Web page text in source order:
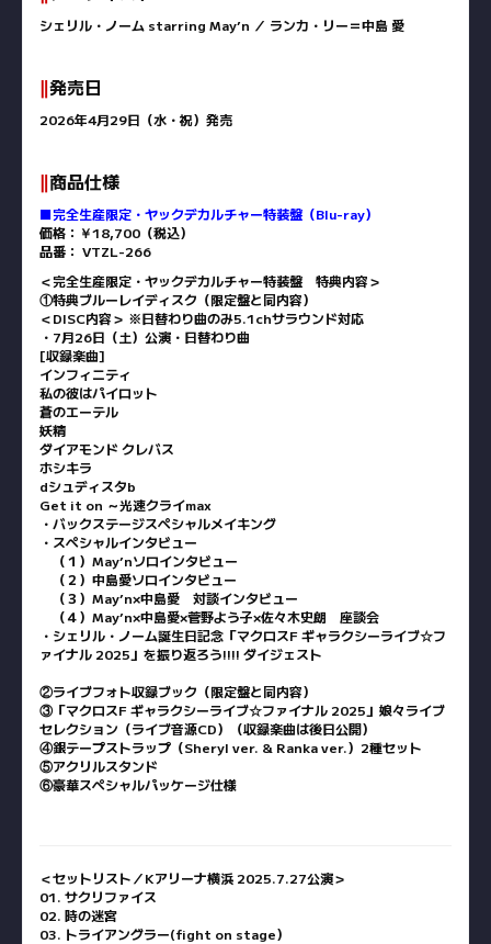
シェリル・ノーム starring May’n ／ ランカ・リー＝中島 愛
‖発売日
2026年4月29日（水・祝）発売
‖商品仕様
■完全生産限定・ヤックデカルチャー特装盤（Blu-ray）
価格：￥18,700（税込）
品番： VTZL-266
＜完全生産限定・ヤックデカルチャー特装盤 特典内容＞
①特典ブルーレイディスク（限定盤と同内容）
＜DISC内容＞ ※日替わり曲のみ5.1chサラウンド対応
・7月26日（土）公演・日替わり曲
[収録楽曲]
インフィニティ
私の彼はパイロット
蒼のエーテル
妖精
ダイアモンド クレバス
ホシキラ
dシュディスタb
Get it on ～光速クライmax
・バックステージスペシャルメイキング
・スペシャルインタビュー
（１）May’nソロインタビュー
（２）中島愛ソロインタビュー
（３）May’n×中島愛 対談インタビュー
（４）May’n×中島愛×菅野よう子×佐々木史朗 座談会
・シェリル・ノーム誕生日記念「マクロスF ギャラクシーライブ☆フ
ァイナル 2025」を振り返ろう!!!! ダイジェスト
②ライブフォト収録ブック（限定盤と同内容）
③「マクロスF ギャラクシーライブ☆ファイナル 2025」娘々ライブ
セレクション（ライブ音源CD）（収録楽曲は後日公開）
④銀テープストラップ（Sheryl ver. & Ranka ver.）2種セット
⑤アクリルスタンド
⑥豪華スペシャルパッケージ仕様
＜セットリスト／Kアリーナ横浜 2025.7.27公演＞
01. サクリファイス
02. 時の迷宮
03. トライアングラー(fight on stage）